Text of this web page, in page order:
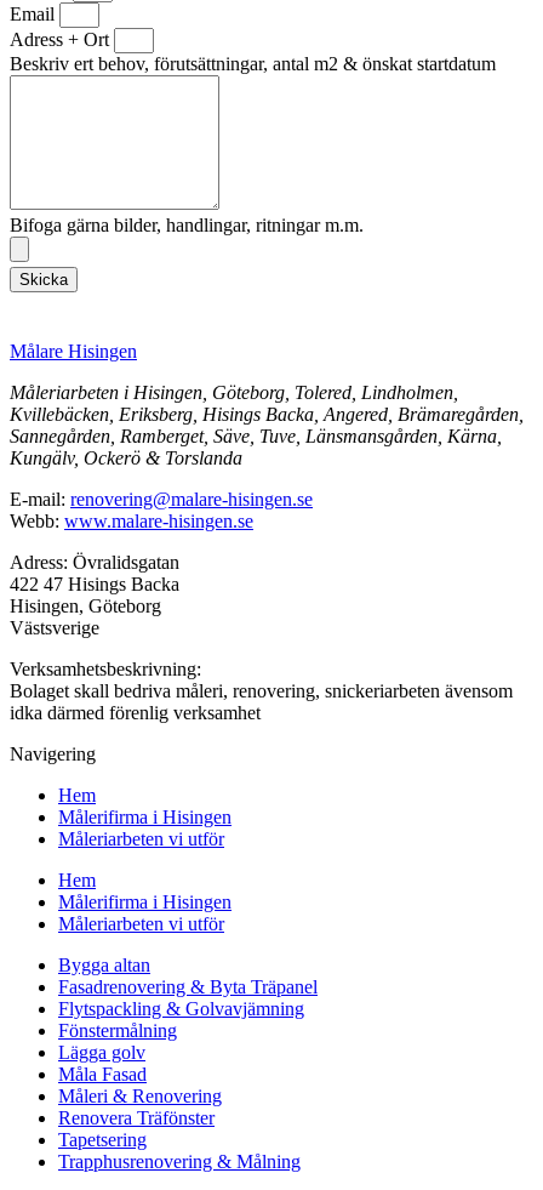
Email
Adress + Ort
Beskriv ert behov, förutsättningar, antal m2 & önskat startdatum
Bifoga gärna bilder, handlingar, ritningar m.m.
Skicka
Målare Hisingen
Måleriarbeten i Hisingen, Göteborg, Tolered, Lindholmen,
Kvillebäcken, Eriksberg, Hisings Backa, Angered, Brämaregården,
Sannegården, Ramberget, Säve, Tuve, Länsmansgården, Kärna,
Kungälv, Ockerö & Torslanda
E-mail: renovering@malare-hisingen.se
Webb: www.malare-hisingen.se
Adress: Övralidsgatan
422 47 Hisings Backa
Hisingen, Göteborg
Västsverige
Verksamhetsbeskrivning:
Bolaget skall bedriva måleri, renovering, snickeriarbeten ävensom
idka därmed förenlig verksamhet
Navigering
Hem
Målerifirma i Hisingen
Måleriarbeten vi utför
Hem
Målerifirma i Hisingen
Måleriarbeten vi utför
Bygga altan
Fasadrenovering & Byta Träpanel
Flytspackling & Golvavjämning
Fönstermålning
Lägga golv
Måla Fasad
Måleri & Renovering
Renovera Träfönster
Tapetsering
Trapphusrenovering & Målning